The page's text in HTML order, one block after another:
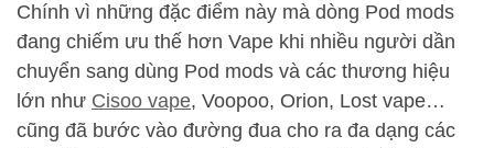
Chính vì những đặc điểm này mà dòng Pod mods
đang chiếm ưu thế hơn Vape khi nhiều người dần
chuyển sang dùng Pod mods và các thương hiệu
lớn như Cisoo vape, Voopoo, Orion, Lost vape…
cũng đã bước vào đường đua cho ra đa dạng các